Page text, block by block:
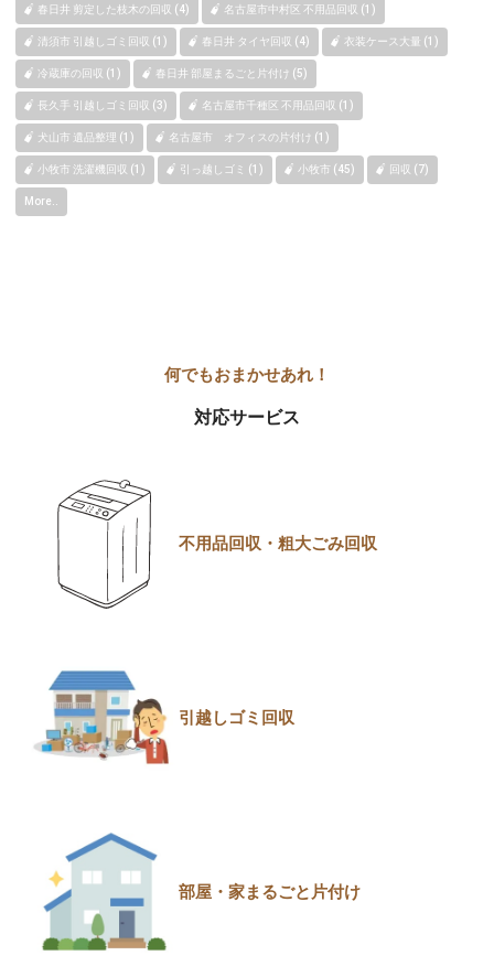
春日井 剪定した枝木の回収 (4) 名古屋市中村区 不用品回収 (1)
清須市 引越しゴミ回収 (1) 春日井 タイヤ回収 (4) 衣装ケース大量 (1)
冷蔵庫の回収 (1) 春日井 部屋まるごと片付け (5)
長久手 引越しゴミ回収 (3) 名古屋市千種区 不用品回収 (1)
犬山市 遺品整理 (1) 名古屋市 オフィスの片付け (1)
小牧市 洗濯機回収 (1) 引っ越しゴミ (1) 小牧市 (45) 回収 (7)
More..
対応サービス
不用品回収・粗大ごみ回収
引越しゴミ回収
部屋・家まるごと片付け